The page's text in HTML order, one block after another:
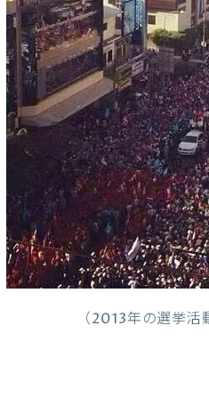
（2013年の選挙